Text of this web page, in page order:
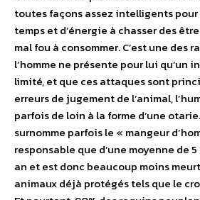
toutes façons assez intelligents pour
temps et d’énergie à chasser des
mal fou à consommer. C’est une des
l’homme ne présente pour lui qu’un
limité, et que ces attaques sont
erreurs de jugement de l’animal,
parfois de loin à la forme d’une
surnomme parfois le « mangeur
responsable que d’une moyenne de
an et est donc beaucoup moins
animaux déjà protégés tels que le